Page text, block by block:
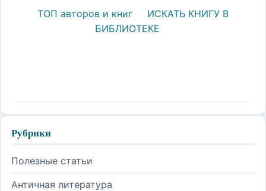
ТОП авторов и книг
ИСКАТЬ КНИГУ В
БИБЛИОТЕКЕ
Рубрики
Полезные статьи
Античная литература